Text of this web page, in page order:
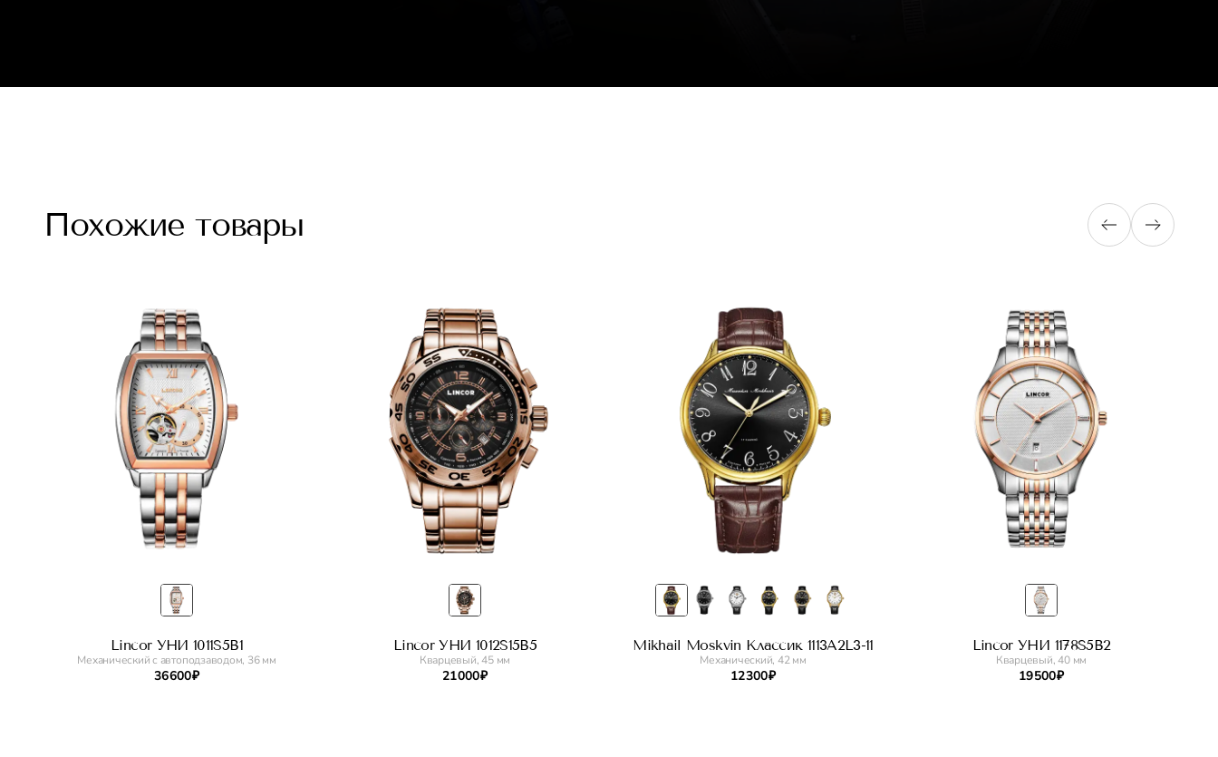
Похожие товары
Lincor УНИ 1011S5B1
Механический с автоподзаводом, 36 мм
36 600 ₽
Lincor УНИ 1012S15B5
Кварцевый, 45 мм
21 000 ₽
Mikhail Moskvin Классик 1113A2L3-11
Механический, 42 мм
12 300 ₽
Lincor УНИ 1178S5B2
Кварцевый, 40 мм
19 500 ₽